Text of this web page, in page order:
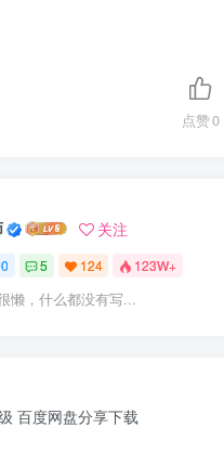
点赞0
关注
5 124 123W+
懒，什么都没有写...
百度网盘分享下载